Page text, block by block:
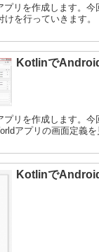
プリを作成します。今
を行っていきます。
Kotlinで
プリを作成します。
アプリの画面定義を
Kotlinで